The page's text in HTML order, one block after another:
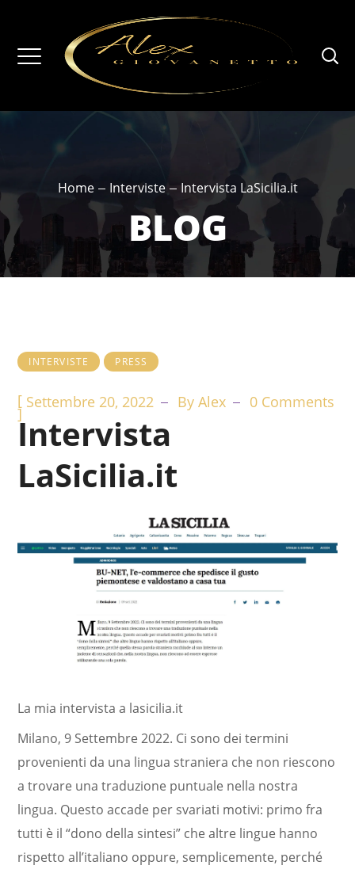
Home Interviste Intervista LaSicilia.it
BLOG
INTERVISTE PRESS
[ Settembre 20, 2022 ByAlex 0 Comments
]
Intervista
LaSicilia.it
La mia intervista a lasicilia.it
Milano, 9 Settembre 2022. Ci sono dei termini
provenienti da una lingua straniera che non riescono
a trovare una traduzione puntuale nella nostra
lingua. Questo accade per svariati motivi: primo fra
tutti è il “dono della sintesi” che altre lingue hanno
rispetto all’italiano oppure, semplicemente, perché